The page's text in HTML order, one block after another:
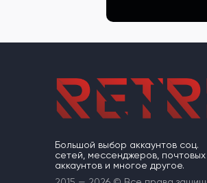
Большой выбор аккаунтов соц.
сетей, мессенджеров, почтовых
аккаунтов и многое другое.